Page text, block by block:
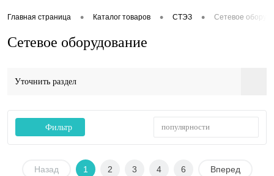
Главная страница • Каталог товаров • СТЭЗ • Сетевое
Сетевое оборудование
Уточнить раздел
Фильтр популярности
Назад 1 2 3 4 6 Вперед